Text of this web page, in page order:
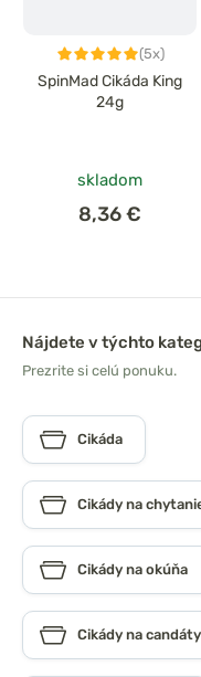
(5x)
SpinMad Cikáda King
24g
skladom
8,36 €
Nájdete v týchto
Prezrite si celú ponuku.
Cikáda
Cikády na
Cikády na okúňa
Cikády na candáty